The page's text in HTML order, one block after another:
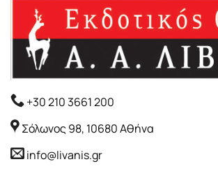
+30 210 3661 200
Σόλωνος 98, 10680 Αθήνα
info@livanis.gr